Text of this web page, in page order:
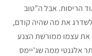
הריסות. אבל ה”טוב
את מה שהיה קודם,
את עצמו ממורשת הצנע
אלגנטי ממה שג’יימס